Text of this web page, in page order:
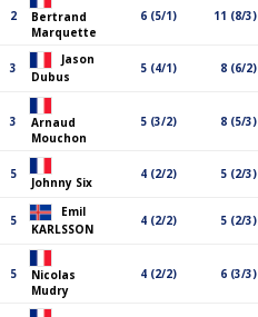
2
Bertrand
Marquette
6 (5/1) 11 (8/3)
3
Jason
Dubus
5 (4/1) 8 (6/2)
3
Arnaud
Mouchon
5 (3/2) 8 (5/3)
5
Johnny Six
4 (2/2) 5 (2/3)
5
Emil
KARLSSON
4 (2/2) 5 (2/3)
5
Nicolas
Mudry
4 (2/2) 6 (3/3)